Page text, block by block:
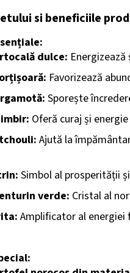
si beneficiile
dulce:
Favorizează
Sporește
Oferă curaj și
Ajută la
Simbol al prosperității
verde: Cristal al
Amplificator al